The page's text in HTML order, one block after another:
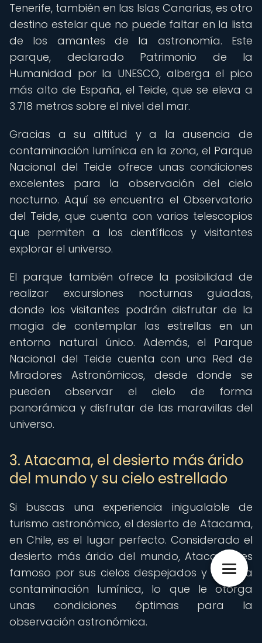
Tenerife, también en las Islas Canarias, es otro
destino estelar que no puede faltar en la lista
de los amantes de la astronomía. Este
parque, declarado Patrimonio de la
Humanidad por la UNESCO, alberga el pico
más alto de España, el Teide, que se eleva a
3.718 metros sobre el nivel del mar.
Gracias a su altitud y a la ausencia de
contaminación lumínica en la zona, el Parque
Nacional del Teide ofrece unas condiciones
excelentes para la observación del cielo
nocturno. Aquí se encuentra el Observatorio
del Teide, que cuenta con varios telescopios
que permiten a los científicos y visitantes
explorar el universo.
El parque también ofrece la posibilidad de
realizar excursiones nocturnas guiadas,
donde los visitantes podrán disfrutar de la
magia de contemplar las estrellas en un
entorno natural único. Además, el Parque
Nacional del Teide cuenta con una Red de
Miradores Astronómicos, desde donde se
pueden observar el cielo de forma
panorámica y disfrutar de las maravillas del
universo.
3. Atacama, el desierto más árido
del mundo y su cielo estrellado
Si buscas una experiencia inigualable de
turismo astronómico, el desierto de Atacama,
en Chile, es el lugar perfecto. Considerado el
desierto más árido del mundo, Atacama es
famoso por sus cielos despejados y su baja
contaminación lumínica, lo que le otorga
unas condiciones óptimas para la
observación astronómica.